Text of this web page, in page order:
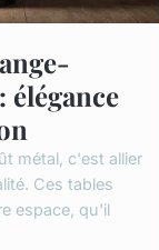
élégance
métal, c'est allier
Ces tables
espace, qu'il